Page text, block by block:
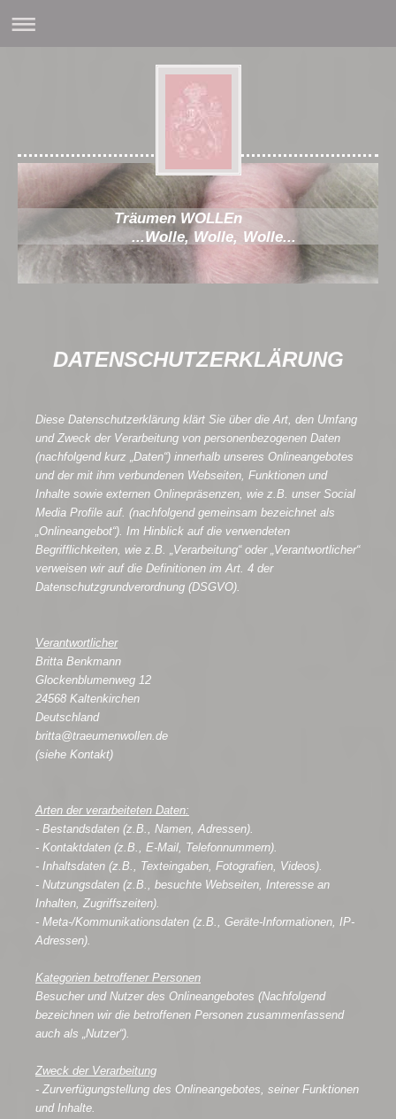
Träumen WOLLEn
...Wolle, Wolle, Wolle...
DATENSCHUTZERKLÄRUNG
Diese Datenschutzerklärung klärt Sie über die Art, den Umfang
und Zweck der Verarbeitung von personenbezogenen Daten
(nachfolgend kurz „Daten“) innerhalb unseres Onlineangebotes
und der mit ihm verbundenen Webseiten, Funktionen und
Inhalte sowie externen Onlinepräsenzen, wie z.B. unser Social
Media Profile auf. (nachfolgend gemeinsam bezeichnet als
„Onlineangebot“). Im Hinblick auf die verwendeten
Begrifflichkeiten, wie z.B. „Verarbeitung“ oder „Verantwortlicher“
verweisen wir auf die Definitionen im Art. 4 der
Datenschutzgrundverordnung (DSGVO).
Verantwortlicher
Britta Benkmann
Glockenblumenweg 12
24568 Kaltenkirchen
Deutschland
britta@traeumenwollen.de
(siehe Kontakt)
Arten der verarbeiteten Daten:
- Bestandsdaten (z.B., Namen, Adressen).
- Kontaktdaten (z.B., E-Mail, Telefonnummern).
- Inhaltsdaten (z.B., Texteingaben, Fotografien, Videos).
- Nutzungsdaten (z.B., besuchte Webseiten, Interesse an
Inhalten, Zugriffszeiten).
- Meta-/Kommunikationsdaten (z.B., Geräte-Informationen, IP-
Adressen).
Kategorien betroffener Personen
Besucher und Nutzer des Onlineangebotes (Nachfolgend
bezeichnen wir die betroffenen Personen zusammenfassend
auch als „Nutzer“).
Zweck der Verarbeitung
- Zurverfügungstellung des Onlineangebotes, seiner Funktionen
und Inhalte.